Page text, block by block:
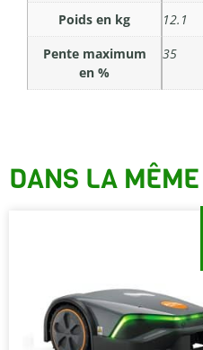
Poids en kg
12.1
Pente maximum
en %
35
DANS LA